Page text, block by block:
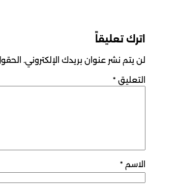
اترك تعليقاً
لن يتم نشر عنوان بريدك الإلكتروني.
التعليق *
الاسم *